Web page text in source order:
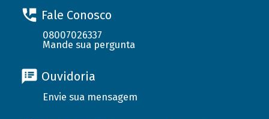
Fale Conosco
08007026337
Mande sua pergunta
Ouvidoria
Envie sua mensagem